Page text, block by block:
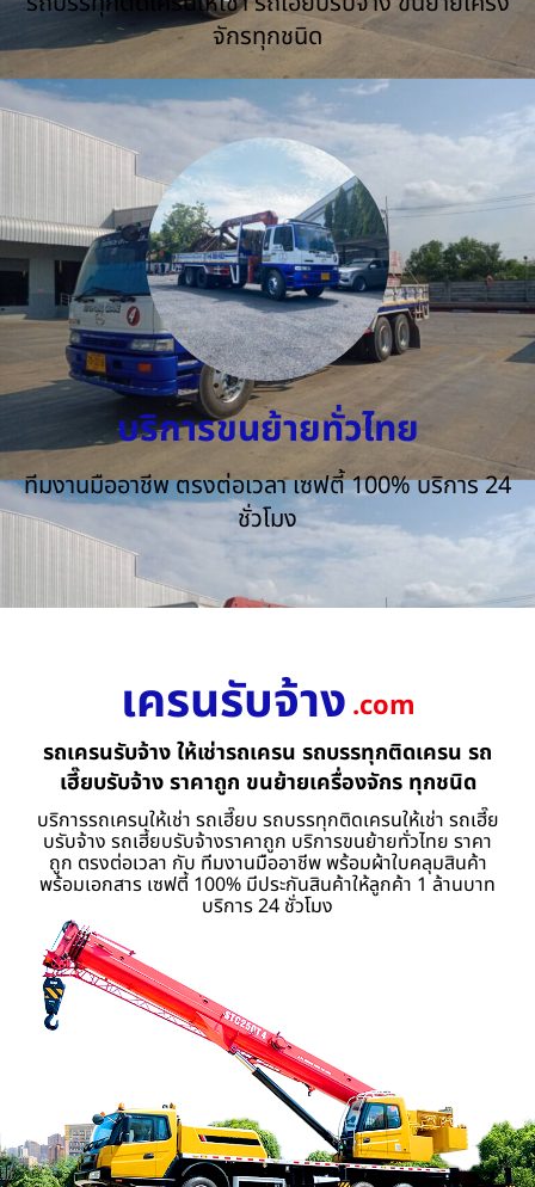
จักรทุกชนิด
บริการขนย้ายทั่วไทย
ทีมงานมืออาชีพ ตรงต่อเวลา เซฟตี้ 100% บริการ 24
ชั่วโมง
เครนรับจ้าง .com
รถเครนรับจ้าง ให้เช่ารถเครน รถบรรทุกติดเครน รถ
เฮี๊ยบรับจ้าง ราคาถูก ขนย้ายเครื่องจักร ทุกชนิด
บริการรถเครนให้เช่า รถเฮี๊ยบ รถบรรทุกติดเครนให้เช่า รถเฮี๊ย
บรับจ้าง รถเฮี้ยบรับจ้างราคาถูก บริการขนย้ายทั่วไทย ราคา
ถูก ตรงต่อเวลา กับ ทีมงานมืออาชีพ พร้อมผ้าใบคลุมสินค้า
พร้อมเอกสาร เซฟตี้ 100% มีประกันสินค้าให้ลูกค้า 1 ล้านบาท
บริการ 24 ชั่วโมง